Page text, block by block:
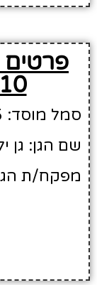
פרטים
10 -חניכי הישיבות
סמל מוסד: 547075
שם הגן: גן ילדים 10 -
מפקח/ת הגן: